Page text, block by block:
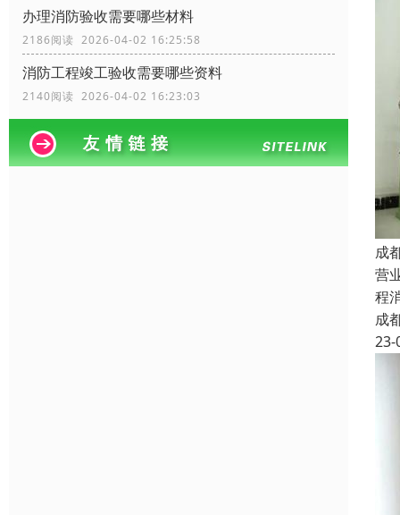
办理消防验收需要哪些材料
2186阅读 2026-04-02 16:25:58
消防工程竣工验收需要哪些资料
2140阅读 2026-04-02 16:23:03
成
营
程
成
23-